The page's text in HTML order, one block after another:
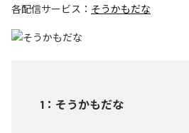
各配信サービス： そうかもだな
1 ： そうかもだな